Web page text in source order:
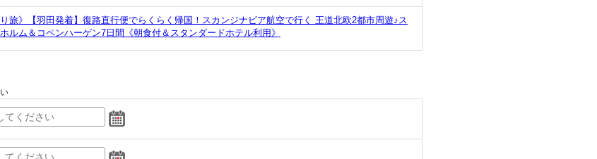
り旅》【羽田発着】復路直行便でらくらく帰国！スカンジナビア航空で行く 王道北欧2都市周遊♪ス
ホルム＆コペンハーゲン7日間《朝食付＆スタンダードホテル利用》